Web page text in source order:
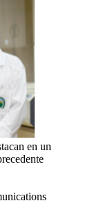
en un